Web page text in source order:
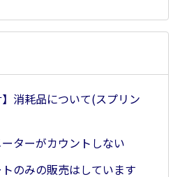
】消耗品について(スプリン
ーターがカウントしない
のみの販売はしています